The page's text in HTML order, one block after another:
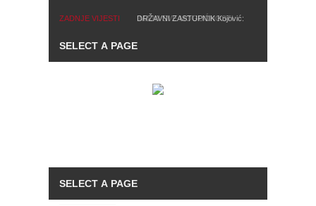
ZADNJE VIJESTI IMAJU SVE MOGUĆNOSTI
Zašto Tužilaštvo BiH ne
preuzme predmet mafijaških
obračuna u Istočnom Sarajevu: